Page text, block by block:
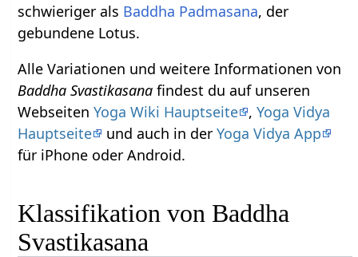
schwieriger als Baddha Padmasana, der
gebundene Lotus.
Alle Variationen und weitere Informationen von
Baddha Svastikasana findest du auf unseren
WebseitenYoga Wiki Hauptseite ,Yoga Vidya
Hauptseite
und auch in derYoga Vidya App
für iPhone oder Android.
Klassifikation von Baddha
Svastikasana